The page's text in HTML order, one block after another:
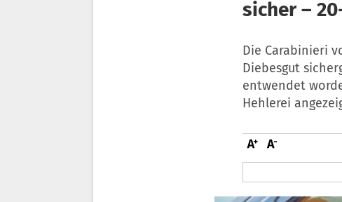
sicher –
Die Carabinieri
Diebesgut
entwendet
Hehlerei